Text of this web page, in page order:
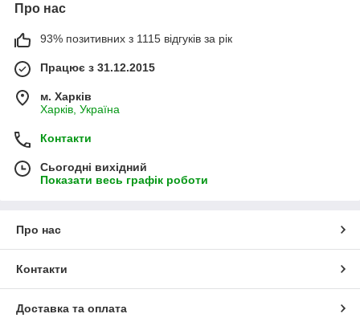
Про нас
93% позитивних з 1115 відгуків за рік
Працює з 31.12.2015
м. Харків
Харків, Україна
Контакти
Сьогодні вихідний
Показати весь графік роботи
Про нас
Контакти
Доставка та оплата